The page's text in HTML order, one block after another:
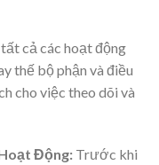
cả các hoạt động
thế bộ phận và điều
cho việc theo dõi và
Động: Trước khi